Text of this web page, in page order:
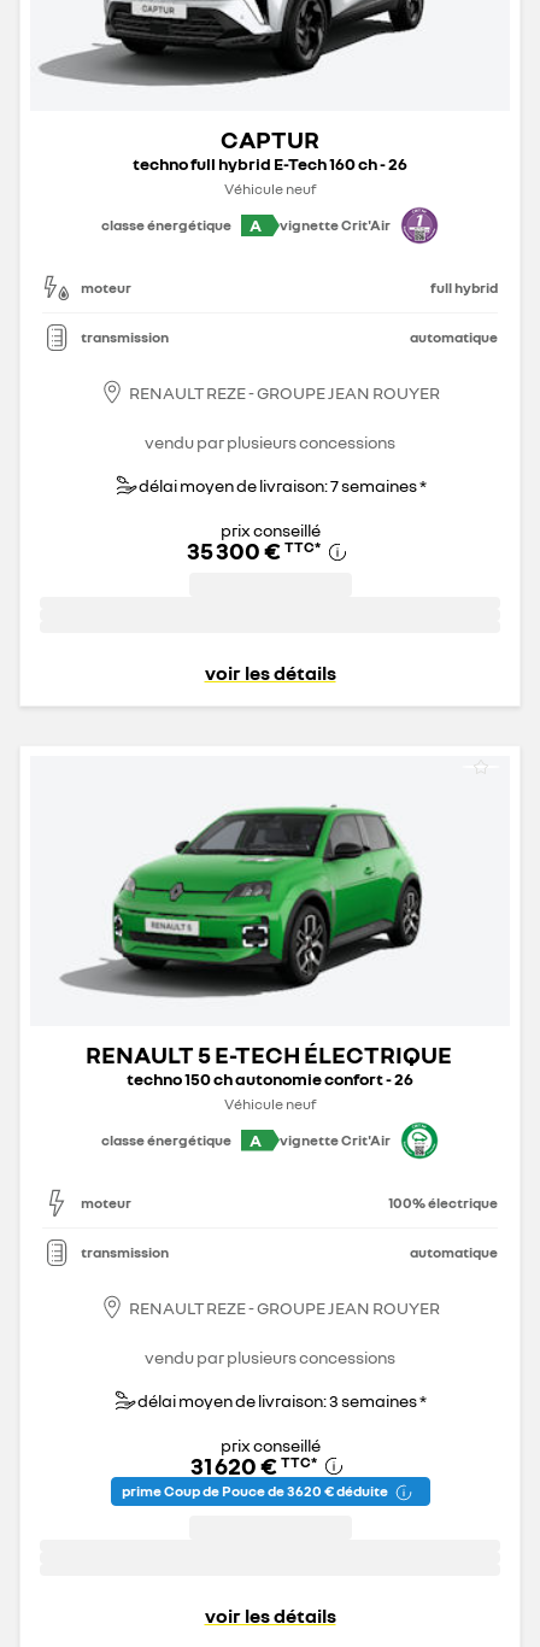
CAPTUR
techno full hybrid E-Tech 160 ch - 26
Véhicule neuf
classe énergétique
A vignette Crit'Air
moteur full hybrid
transmission automatique
RENAULT REZE - GROUPE JEAN ROUYER
vendu par plusieurs concessions
délai moyen de livraison: 7 semaines *
prix conseillé
35 300 € TTC*
voir les détails
RENAULT 5 E-TECH ÉLECTRIQUE
techno 150 ch autonomie confort - 26
Véhicule neuf
classe énergétique
A vignette Crit'Air
moteur 100% électrique
transmission automatique
RENAULT REZE - GROUPE JEAN ROUYER
vendu par plusieurs concessions
délai moyen de livraison: 3 semaines *
prix conseillé
31 620 € TTC*
prime Coup de Pouce de 3 620 € déduite
voir les détails